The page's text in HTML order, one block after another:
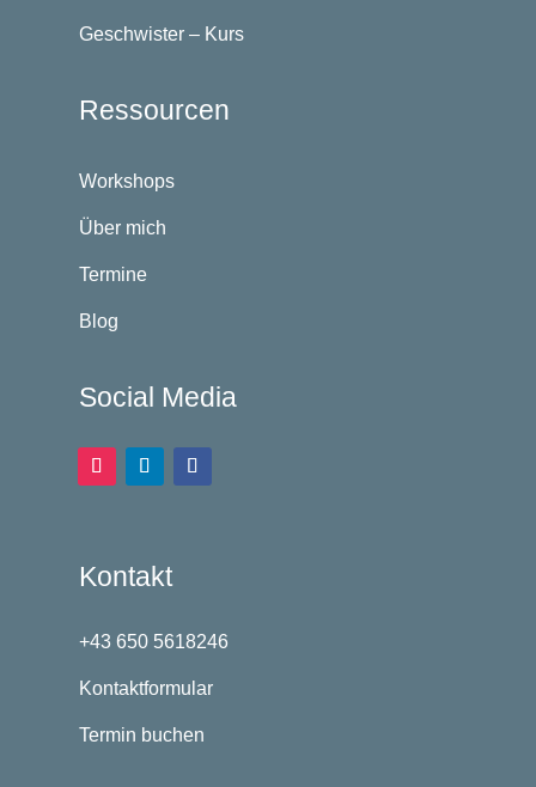
Geschwister – Kurs
Ressourcen
Workshops
Über mich
Termine
Blog
Social Media
Kontakt
+43 650 5618246
Kontaktformular
Termin buchen